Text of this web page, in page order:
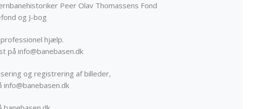
Peer Olav Thomassens Fond
og J-bog
hjælp.
på info@banebasen.dk
og registrering af billeder,